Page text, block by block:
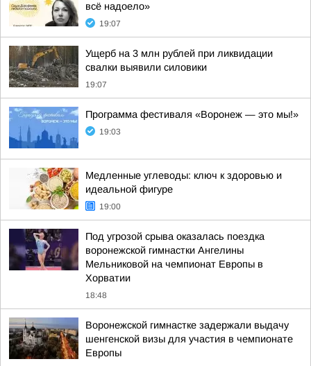
всё надоело»
19:07
Ущерб на 3 млн рублей при ликвидации
свалки выявили силовики
19:07
Программа фестиваля «Воронеж — это мы!»
19:03
Медленные углеводы: ключ к здоровью и
идеальной фигуре
19:00
Под угрозой срыва оказалась поездка
воронежской гимнастки Ангелины
Мельниковой на чемпионат Европы в
Хорватии
18:48
Воронежской гимнастке задержали выдачу
шенгенской визы для участия в чемпионате
Европы